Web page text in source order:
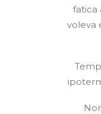
fatica
voleva